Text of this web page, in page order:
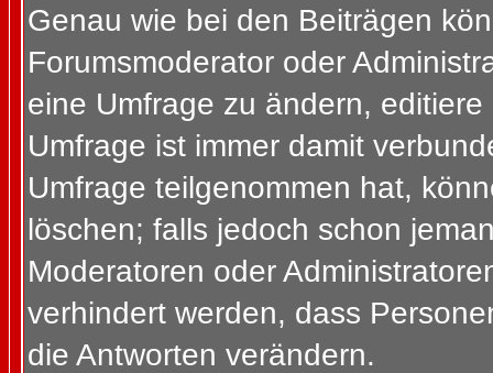
Genau wie bei den Beiträgen
Forumsmoderator oder
eine Umfrage zu ändern,
Umfrage ist immer damit
Umfrage teilgenommen hat,
löschen; falls jedoch schon
Moderatoren oder
verhindert werden, dass
die Antworten verändern.